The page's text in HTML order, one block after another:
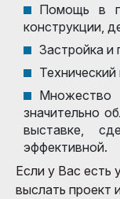
Помощь в
конструкции,
Застройка
значительно
выставке,
эффективной.
Если у Вас есть
выслать проект